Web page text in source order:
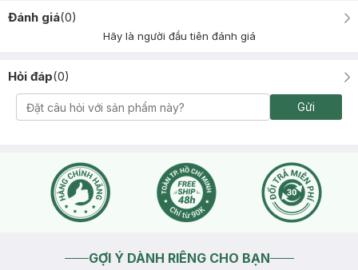
Đánh giá(0)
Hãy là người đầu tiên đánh giá
Hỏi đáp(0)
Gửi
GỢI Ý DÀNH RIÊNG CHO BẠN